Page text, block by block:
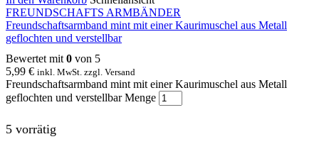
FREUNDSCHAFTS ARMBÄNDER
Freundschaftsarmband mint mit einer Kaurimuschel aus Metall
geflochten und verstellbar
Bewertet mit0 von 5
5,99 € inkl. MwSt. zzgl. Versand
Freundschaftsarmband mint mit einer Kaurimuschel aus Metall
geflochten und verstellbar Menge
5 vorrätig